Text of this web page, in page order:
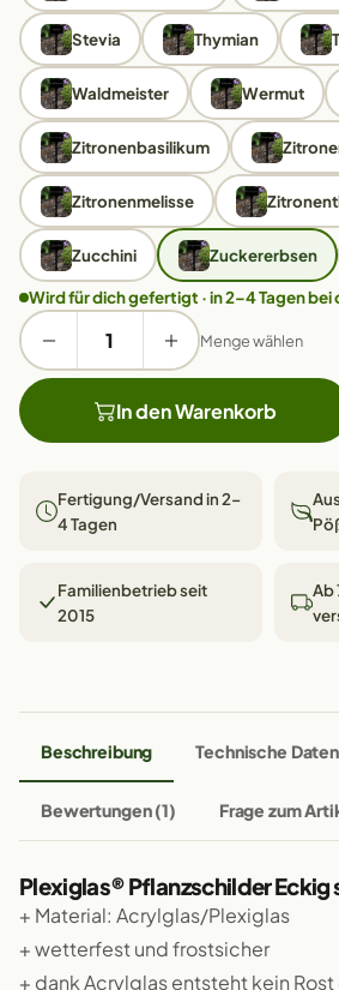
Stevia Thymian
Waldmeister Wermut
Zitronenbasilikum
Zitronenmelisse
Zucchini Zuckererbsen
Wird für dich gefertigt · in 2–4 Tagen bei
Menge wählen
In den Warenkorb
Fertigung/Versand in 2–
4 Tagen
Familienbetrieb seit
2015
Ab
Beschreibung Technische Daten
Bewertungen (1) Frage zum
Plexiglas® Pflanzschilder Eckig
+ Material: Acrylglas/Plexiglas
+ wetterfest und frostsicher
+ dank Acrylglas entsteht kein